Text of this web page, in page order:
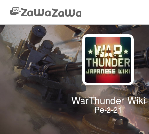
WarThunder Wiki
Pe-2-21